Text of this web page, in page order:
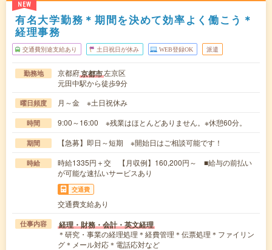
NEW
有名大学勤務＊期間を決めて効率よく働こう＊
経理事務
交通費別途支給あり 土日祝日が休み WEB登録OK 派遣
勤務地 京都府京都市左京区
元田中駅から徒歩9分
曜日頻度 月～金 ※土日祝休み
時間 9:00～16:00 ※残業はほとんどありません。※休憩60分。
期間 【急募】即日～短期 ※開始日はご相談可能です！
時給
時給1335円＋交 【月収例】160,200円～ ■給与の前払い
が可能な速払いサービスあり
交通費
交通費支給あり
仕事内容 経理・財務・会計・英文経理
＊研究・事業の経理処理＊経費管理＊伝票処理＊ファイリン
グ＊メール対応＊電話応対など